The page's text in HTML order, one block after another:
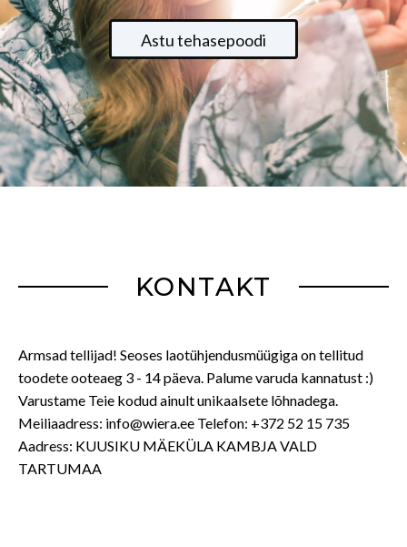
Astu tehasepoodi
KONTAKT
Armsad tellijad! Seoses laotühjendusmüügiga on tellitud
toodete ooteaeg 3 - 14 päeva. Palume varuda kannatust :)
Varustame Teie kodud ainult unikaalsete lõhnadega.
Meiliaadress: info@wiera.ee Telefon: +372 52 15 735
Aadress: KUUSIKU MÄEKÜLA KAMBJA VALD
TARTUMAA